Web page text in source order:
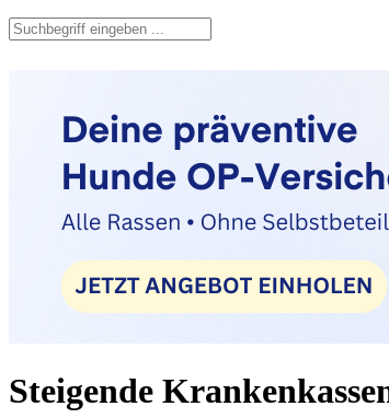
Steigende